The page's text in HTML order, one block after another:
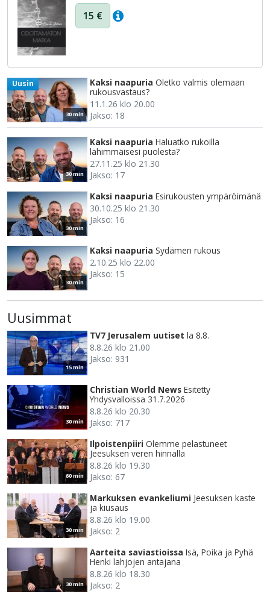
15 €
30 min
Uusin Kaksi naapuria Oletko valmis olemaan
rukousvastaus?
11.1.26 klo 20.00
Jakso: 18
30 min
Kaksi naapuria Haluatko rukoilla
lähimmäisesi puolesta?
27.11.25 klo 21.30
Jakso: 17
30 min
Kaksi naapuria Esirukousten ympäröimänä
30.10.25 klo 21.30
Jakso: 16
30 min
Kaksi naapuria Sydämen rukous
2.10.25 klo 22.00
Jakso: 15
Uusimmat
15 min
TV7 Jerusalem uutiset la 8.8.
8.8.26 klo 21.00
Jakso: 931
30 min
Christian World News Esitetty
Yhdysvalloissa 31.7.2026
8.8.26 klo 20.30
Jakso: 717
60 min
Ilpoistenpiiri Olemme pelastuneet
Jeesuksen veren hinnalla
8.8.26 klo 19.30
Jakso: 67
30 min
Markuksen evankeliumi Jeesuksen kaste
ja kiusaus
8.8.26 klo 19.00
Jakso: 2
30 min
Aarteita saviastioissa Isä, Poika ja Pyhä
Henki lahjojen antajana
8.8.26 klo 18.30
Jakso: 2